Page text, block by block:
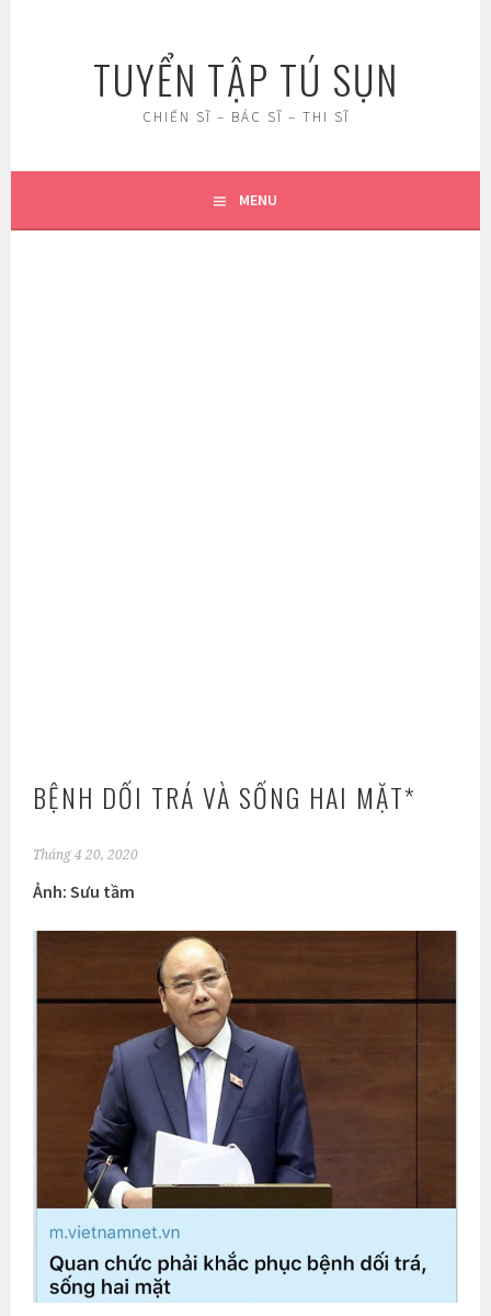
TUYỂN TẬP TÚ SỤN
CHIẾN SĨ – BÁC SĨ – THI SĨ
MENU
BỆNH DỐI TRÁ VÀ SỐNG HAI MẶT*
Tháng 4 20, 2020
Ảnh: Sưu tầm